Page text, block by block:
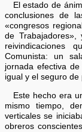
El estado de
conclusiones de
«congresos
de
reivindicaciones
Comunista: un
jornada efectiva
igual y el seguro de
Este hecho era
mismo tiempo,
verticales se
obreros